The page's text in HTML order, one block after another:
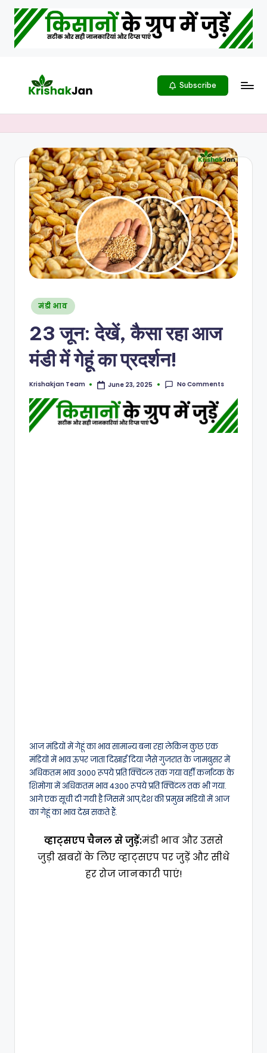
Subscribe
मंडी भाव
23 जून: देखें, कैसा रहा आज
मंडी में गेहूं का प्रदर्शन!
Krishakjan Team June 23, 2025 No Comments
आज मंडियों में गेहूं का भाव सामान्य बना रहा लेकिन कुछ एक
मंडियों में भाव ऊपर जाता दिखाई दिया जैसे गुजरात के जामबुसर में
अधिकतम भाव 3000 रूपये प्रति क्विंटल तक गया वहीँ कर्नाटक के
शिमोगा में अधिकतम भाव 4300 रूपये प्रति क्विंटल तक भी गया.
आगे एक सूची दी गयी है जिसमें आप,देश की प्रमुख मंडियों में आज
का गेहूं का भाव देख सकते हैं.
व्हाट्सएप चैनल से जुड़ें:मंडी भाव और उससे
जुड़ी खबरों के लिए व्हाट्सएप पर जुड़ें और सीधे
हर रोज जानकारी पाएं!